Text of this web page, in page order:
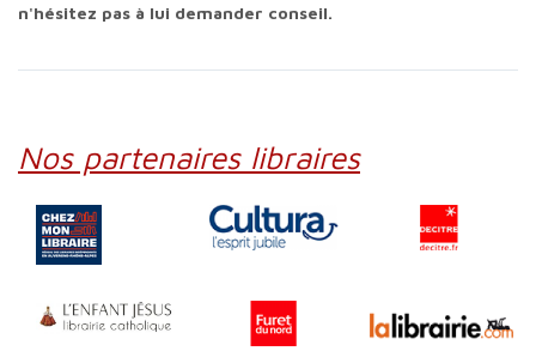
n'hésitez pas à lui demander conseil.
Nos partenaires libraires